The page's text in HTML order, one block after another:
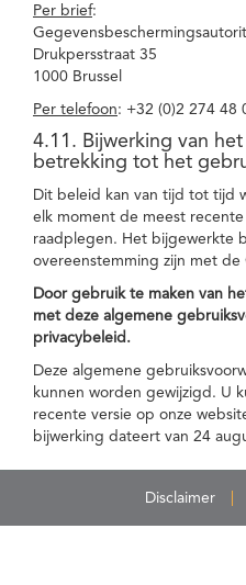
Per brief:
Drukpersstraat 35
1000 Brussel
Per telefoon: +32 (0)2 274 48
4.11. Bijwerking van
betrekking tot het
Dit beleid kan van tijd tot tijd
elk moment de meest
raadplegen. Het bijgewerkte
overeenstemming zijn met de
Door gebruik te maken van
met deze algemene
privacybeleid.
Deze algemene
kunnen worden gewijzigd. U
recente versie op onze
bijwerking dateert van 24
Disclaimer